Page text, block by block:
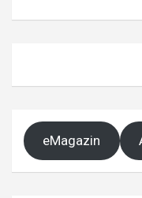
eMagazin